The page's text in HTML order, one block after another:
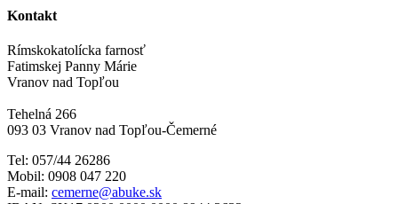
Kontakt
Rímskokatolícka farnosť
Fatimskej Panny Márie
Vranov nad Topľou
Tehelná 266
093 03 Vranov nad Topľou-Čemerné
Tel: 057/44 26286
Mobil: 0908 047 220
E-mail: cemerne@abuke.sk